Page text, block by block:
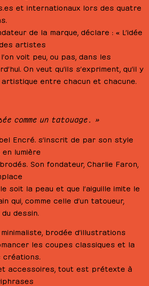
et internationaux lors des quatre
de la marque, déclare : « L’idée
artistes
voit peu, ou pas, dans les
On veut qu’ils s’expriment, qu’il y
entre chacun et chacune.
comme un tatouage. »
Encré. s’inscrit de par son style
lumière
Son fondateur, Charlie Faron,
soit la peau et que l’aiguille imite le
qui, comme celle d’un tatoueur,
dessin.
brodée d’illustrations
les coupes classiques et la
accessoires, tout est prétexte à